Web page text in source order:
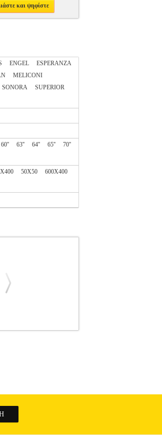
και ψηφίστε
ENGEL
ESPERANZA
MELICONI
SONORA
SUPERIOR
60'' 63'' 64'' 65''
70''
50X50
600X400
για τηλεοράσεις
σταθερή στήριξη και
90° αριστερά-δεξιά,
κάθε διακόσμηση, ενώ η
εύκολη εγκατάσταση
MOUNT JT-2428B